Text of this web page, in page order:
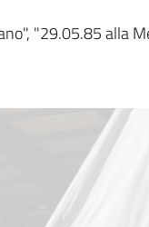
"29.05.85 alla